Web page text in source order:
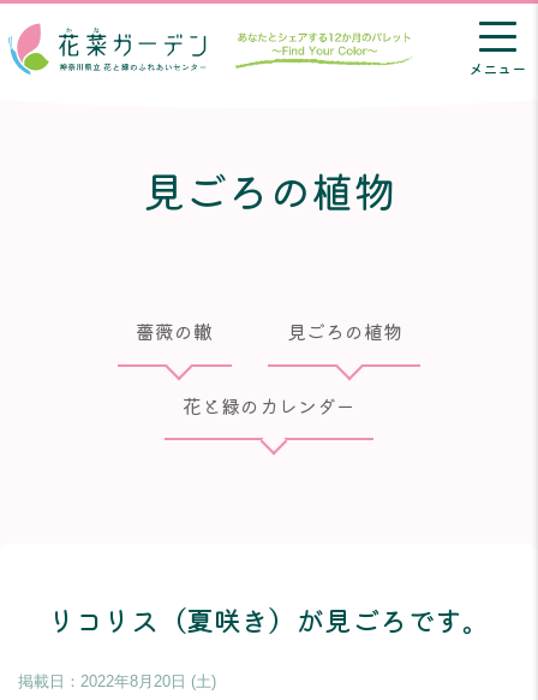
メニュー
見ごろの植物
薔薇の轍 見ごろの植物
花と緑のカレンダー
リコリス（夏咲き）が見ごろです。
掲載日： 2022年8月20日 (土)